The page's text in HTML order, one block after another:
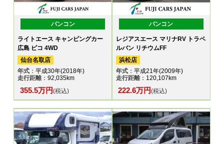
バンコン
ライトエース キャンピングカー
広島 ピコ 4WD
仙台名取店
年式 ：平成30年(2018年)
走行距離：92,035km
355.5万円(税込)
バンコン
レジアスエース マリナRV トラベ
ルバン リチウムFF
浜松店
年式：平成21年(2009年)
走行距離：120,107km
222.6万円(税込)